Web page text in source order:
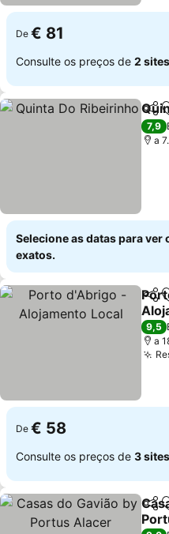
De € 81
Consulte os preços de 2 sites
7,9
a
Selecione as datas para ver
exatos.
9,5
a
De € 58
Consulte os preços de 3 sites